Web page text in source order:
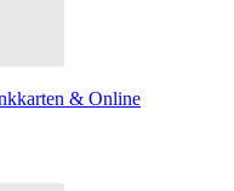
& Online